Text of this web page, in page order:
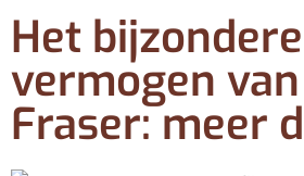
Het bijzondere
vermogen
Fraser: meer